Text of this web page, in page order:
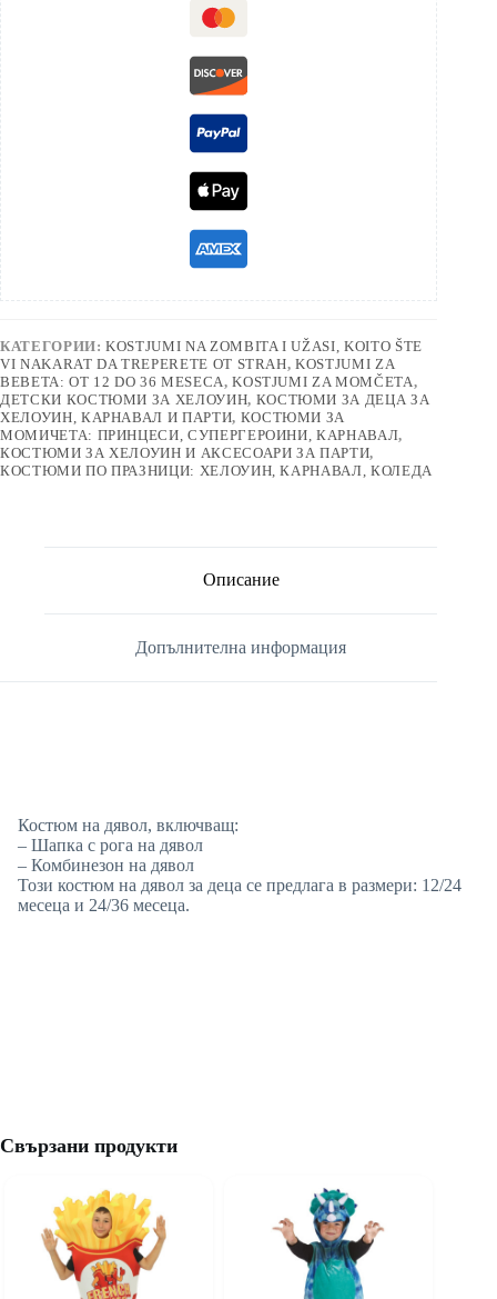
КАТЕГОРИИ:KOSTJUMI NA ZOMBITA I UŽASI, KOITO ŠTE
VI NAKARAT DA TREPERETE OT STRAH,KOSTJUMI ZA
BEBETA: OT 12 DO 36 MESECA,KOSTJUMI ZA MOMČETA,
ДЕТСКИ КОСТЮМИ ЗА ХЕЛОУИН, КОСТЮМИ ЗА ДЕЦА ЗА
ХЕЛОУИН, КАРНАВАЛ И ПАРТИ, КОСТЮМИ ЗА
МОМИЧЕТА: ПРИНЦЕСИ, СУПЕРГЕРОИНИ, КАРНАВАЛ,
КОСТЮМИ ЗА ХЕЛОУИН И АКСЕСОАРИ ЗА ПАРТИ,
КОСТЮМИ ПО ПРАЗНИЦИ: ХЕЛОУИН, КАРНАВАЛ, КОЛЕДА
Описание
Допълнителна информация
Костюм на дявол, включващ:
– Шапка с рога на дявол
– Комбинезон на дявол
Този костюм на дявол за деца се предлага в размери: 12/24
месеца и 24/36 месеца.
Свързани продукти